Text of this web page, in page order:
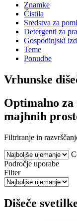
Znamke
Čistila
Sredstva za
Detergenti za
Gospodinjski
Teme
Ponudbe
Vrhunske
Optimalno
majhnih
Filtriranje in
Področje uporabe
Filter
Dišeče